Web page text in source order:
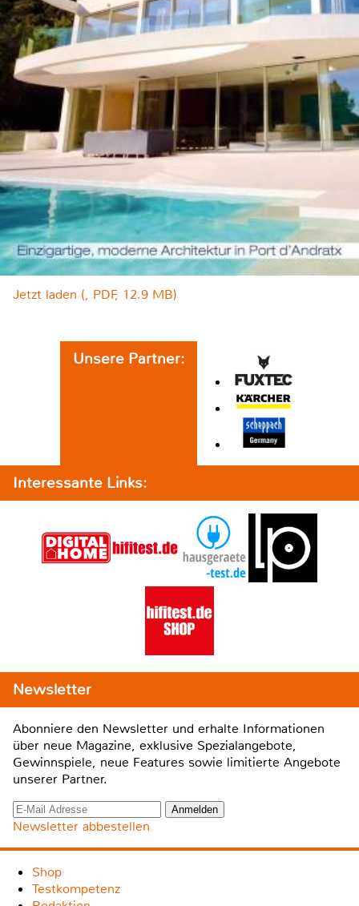
Jetzt laden (, PDF, 12.9 MB)
Unsere Partner:
Interessante Links:
Newsletter
Abonniere den Newsletter und erhalte Informationen
über neue Magazine, exklusive Spezialangebote,
Gewinnspiele, neue Features sowie limitierte Angebote
unserer Partner.
Newsletter abbestellen
Shop
Testkompetenz